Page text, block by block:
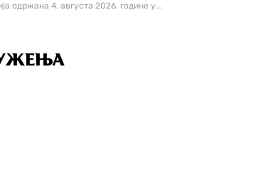
одржана 4. августа 2026. године у...